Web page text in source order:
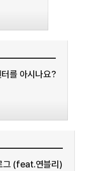
를 아시나요?
그 (feat.연블리)